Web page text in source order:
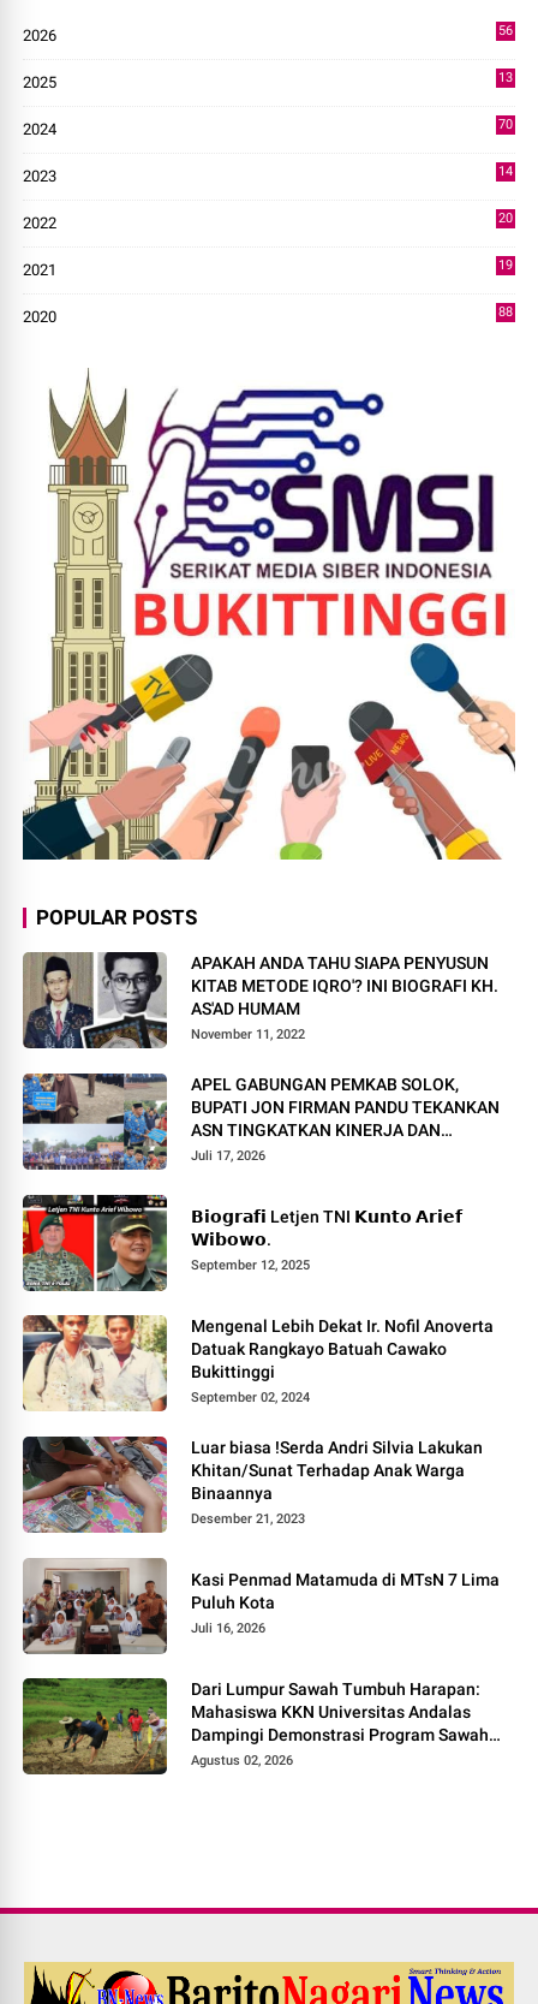
2026
56
2025
13
2024
70
2023
14
2022
20
2021
19
2020
88
POPULAR POSTS
APAKAH ANDA TAHU SIAPA PENYUSUN
KITAB METODE IQRO'? INI BIOGRAFI KH.
AS'AD HUMAM
November 11, 2022
APEL GABUNGAN PEMKAB SOLOK,
BUPATI JON FIRMAN PANDU TEKANKAN
ASN TINGKATKAN KINERJA DAN
PELAYANAN MASYARAKAT.
Juli 17, 2026
𝗕𝗶𝗼𝗴𝗿𝗮𝗳𝗶 Letjen TNI 𝗞𝘂𝗻𝘁𝗼 𝗔𝗿𝗶𝗲𝗳
𝗪𝗶𝗯𝗼𝘄𝗼.
September 12, 2025
Mengenal Lebih Dekat Ir. Nofil Anoverta
Datuak Rangkayo Batuah Cawako
Bukittinggi
September 02, 2024
Luar biasa !Serda Andri Silvia Lakukan
Khitan/Sunat Terhadap Anak Warga
Binaannya
Desember 21, 2023
Kasi Penmad Matamuda di MTsN 7 Lima
Puluh Kota
Juli 16, 2026
Dari Lumpur Sawah Tumbuh Harapan:
Mahasiswa KKN Universitas Andalas
Dampingi Demonstrasi Program Sawah
Pokok Murah di Jorong Bayua
Agustus 02, 2026